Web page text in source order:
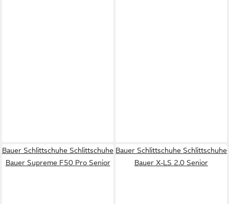
Bauer Schlittschuhe Schlittschuhe
Bauer Supreme F50 Pro Senior
Bauer Schlittschuhe Schlittschuhe
Bauer X-LS 2.0 Senior